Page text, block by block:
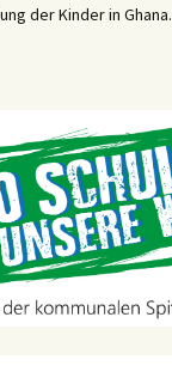
der Kinder in Ghana.